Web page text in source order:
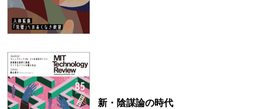
新・陰謀論の時代